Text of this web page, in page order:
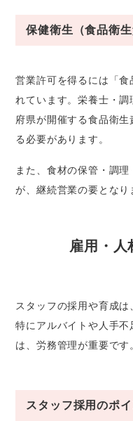
保健衛生（食品衛生
営業許可を得るには「
れています。栄養士・
府県が開催する食品衛
る必要があります。
また、食材の保管・調
が、継続営業の要となり
雇用・人
スタッフの採用や育成は
特にアルバイトや人手
は、労務管理が重要です
スタッフ採用のポ